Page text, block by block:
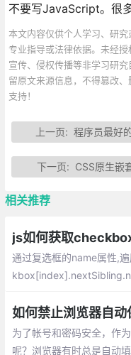
不要写JavaScript。很
本文内容仅供个人学习、研究
专业指导或法律依据。未经
宣传、侵权传播等非学习研
留原文来源信息，不得篡改
支持！
上一页: 程序员最好
下一页: CSS原生嵌
相关推荐
js如何获取
通过复选框的name属性,
数组
如何禁止浏览器自动
为了帐号和密码安全，作
呢？浏览器有时总是自动